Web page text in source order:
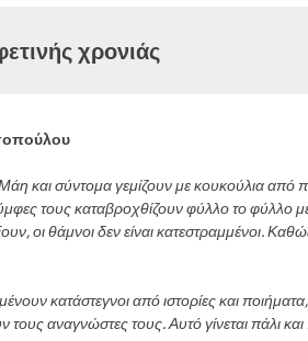
χρονιάς
και σύντομα γεμίζουν με κουκούλια από
τους καταβροχθίζουν φύλλο το φύλλο
οι θάμνοι δεν είναι κατεστραμμένοι.
κατάστεγνοι από ιστορίες και
αναγνώστες τους. Αυτό γίνεται πάλι και